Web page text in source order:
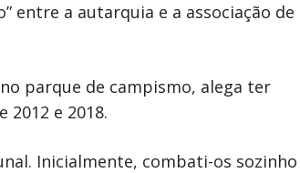
entre a autarquia e a associação de
parque de campismo, alega ter
e 2018.
Inicialmente, combati-os sozinho